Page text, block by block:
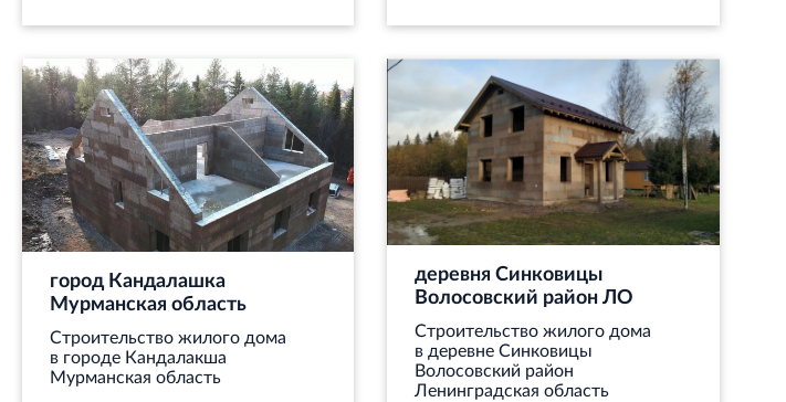
город Кандалашка
Мурманская область
Строительство жилого дома
в городе Кандалакша
Мурманская область
деревня Синковицы
Волосовский район ЛО
Строительство жилого дома
в деревне Синковицы
Волосовский район
Ленинградская область